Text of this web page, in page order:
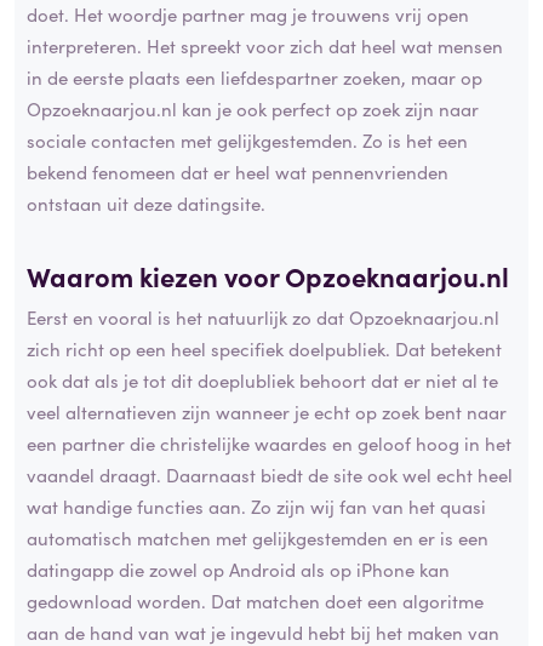
doet. Het woordje partner mag je trouwens vrij open
interpreteren. Het spreekt voor zich dat heel wat mensen
in de eerste plaats een liefdespartner zoeken, maar op
Opzoeknaarjou.nl kan je ook perfect op zoek zijn naar
sociale contacten met gelijkgestemden. Zo is het een
bekend fenomeen dat er heel wat pennenvrienden
ontstaan uit deze datingsite.
Waarom kiezen voor Opzoeknaarjou.nl
Eerst en vooral is het natuurlijk zo dat Opzoeknaarjou.nl
zich richt op een heel specifiek doelpubliek. Dat betekent
ook dat als je tot dit doeplubliek behoort dat er niet al te
veel alternatieven zijn wanneer je echt op zoek bent naar
een partner die christelijke waardes en geloof hoog in het
vaandel draagt. Daarnaast biedt de site ook wel echt heel
wat handige functies aan. Zo zijn wij fan van het quasi
automatisch matchen met gelijkgestemden en er is een
datingapp die zowel op Android als op iPhone kan
gedownload worden. Dat matchen doet een algoritme
aan de hand van wat je ingevuld hebt bij het maken van